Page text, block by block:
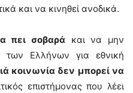
και να κινηθεί ανοδικά.
πει σοβαρά και να μην
των Ελλήνων για εθνική
κοινωνία δεν μπορεί να
επιστήμονας που λέει